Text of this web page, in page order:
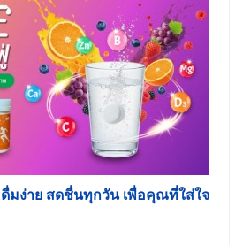
มง่าย สดชื่นทุกวัน เพื่อคุณที่ใส่ใจ